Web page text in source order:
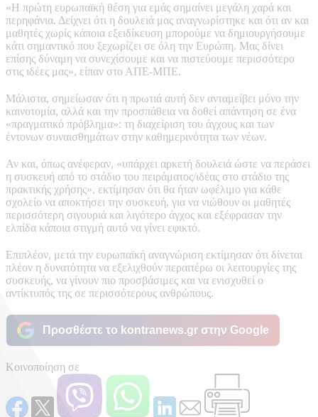
«Η πρώτη ευρωπαϊκή θέση για εμάς σημαίνει μεγάλη χαρά και
περηφάνια. Δείχνει ότι η δουλειά μας αναγνωρίστηκε και ότι αν και
μαθητές χωρίς κάποια εξειδίκευση μπορούμε να δημιουργήσουμε
κάτι σημαντικό που ξεχωρίζει σε όλη την Ευρώπη. Μας δίνει
επίσης δύναμη να συνεχίσουμε και να πιστεύουμε περισσότερο
στις ιδέες μας», είπαν στο ΑΠΕ-ΜΠΕ.
Μάλιστα, σημείωσαν ότι η πρωτιά αυτή δεν ανταμείβει μόνο την
καινοτομία, αλλά και την προσπάθεια να δοθεί απάντηση σε ένα
«πραγματικό πρόβλημα»: τη διαχείριση του άγχους και των
έντονων συναισθημάτων στην καθημερινότητα των νέων.
Αν και, όπως ανέφεραν, «υπάρχει αρκετή δουλειά ώστε να περάσει
η συσκευή από το στάδιο του πειράματος/ιδέας στο στάδιο της
πρακτικής χρήσης», εκτίμησαν ότι θα ήταν ωφέλιμο για κάθε
σχολείο να αποκτήσει την συσκευή, για να νιώθουν οι μαθητές
περισσότερη σιγουριά και λιγότερο άγχος και εξέφρασαν την
ελπίδα κάποια στιγμή αυτό να γίνει εφικτό.
Επιπλέον, μετά την ευρωπαϊκή αναγνώριση εκτίμησαν ότι δίνεται
πλέον η δυνατότητα να εξελιχθούν περαιτέρω οι λειτουργίες της
συσκευής, να γίνουν πιο προσβάσιμες και να ενισχυθεί ο
αντίκτυπός της σε περισσότερους ανθρώπους.
Προσθέστε το kontranews.gr στην Google
Κοινοποίηση σε